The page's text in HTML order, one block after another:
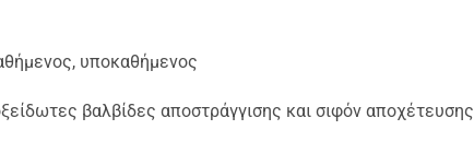
υποκαθήμενος
βαλβίδες αποστράγγισης και σιφόν αποχέτευσης